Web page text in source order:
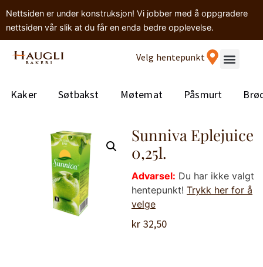
Nettsiden er under konstruksjon! Vi jobber med å oppgradere
nettsiden vår slik at du får en enda bedre opplevelse.
Velg hentepunkt
Kaker Søtbakst Møtemat Påsmurt
Sunniva Eplejuice
0,25l.
Advarsel: Du har ikke valgt
hentepunkt! Trykk her for å
velge
kr 32,50